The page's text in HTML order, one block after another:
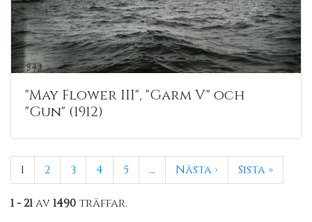
"May Flower III", "Garm V" och
"Gun" (1912)
1 2 3 4 5 … Nästa › Sista »
1 - 21av1490träffar.